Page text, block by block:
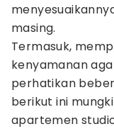
masing.
Termasuk,
kenyamanan
perhatikan
berikut ini
apartemen